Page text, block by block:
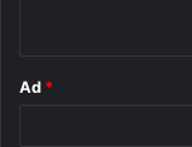
Ad *